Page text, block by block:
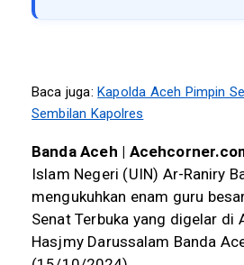
Baca juga: Kapolda Aceh Pimpin
Sembilan Kapolres
Banda Aceh |
Islam Negeri (UIN) Ar-Raniry
mengukuhkan enam guru
Senat Terbuka yang digelar di
Hasjmy Darussalam Banda